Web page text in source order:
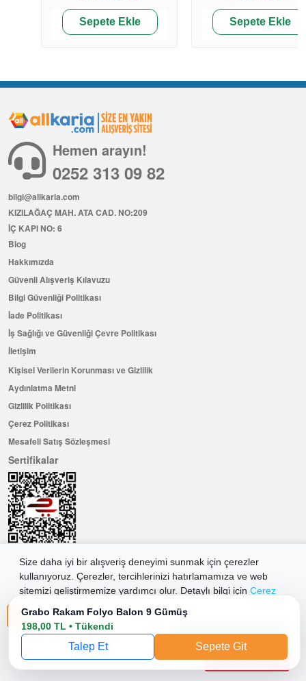
Sepete Ekle Sepete Ekle
Grabo Rakam Folyo Balon 9 Gümüş
198,00 TL • Tükendi
Talep Et Sepete Git
Size daha iyi bir alışveriş deneyimi sunmak için çerezler
kullanıyoruz. Çerezler, tercihlerinizi hatırlamamıza ve web
sitemizi geliştirmemize yardımcı olur. Detaylı bilgi için Çerez
Tüm Çerezleri Kabul Et
Çerezleri Reddet
Hemen arayın!
0252 313 09 82
bilgi@allkaria.com
KIZILAĞAÇ MAH. ATA CAD. NO:209
İÇ KAPI NO: 6
Blog
Hakkımızda
Güvenli Alışveriş Kılavuzu
Bilgi Güvenliği Politikası
İade Politikası
İş Sağlığı ve Güvenliği Çevre Politikası
İletişim
Kişisel Verilerin Korunması ve Gizlilik
Aydınlatma Metni
Gizlilik Politikası
Çerez Politikası
Mesafeli Satış Sözleşmesi
Sertifikalar
Hemen Üye Olun ...ve 100 ₺ değerinde indirim kuponu kazanın
Üye Ol
2026 Allkaria Elektronik Tic. A.Ş. Her Hakkı Saklıdır.